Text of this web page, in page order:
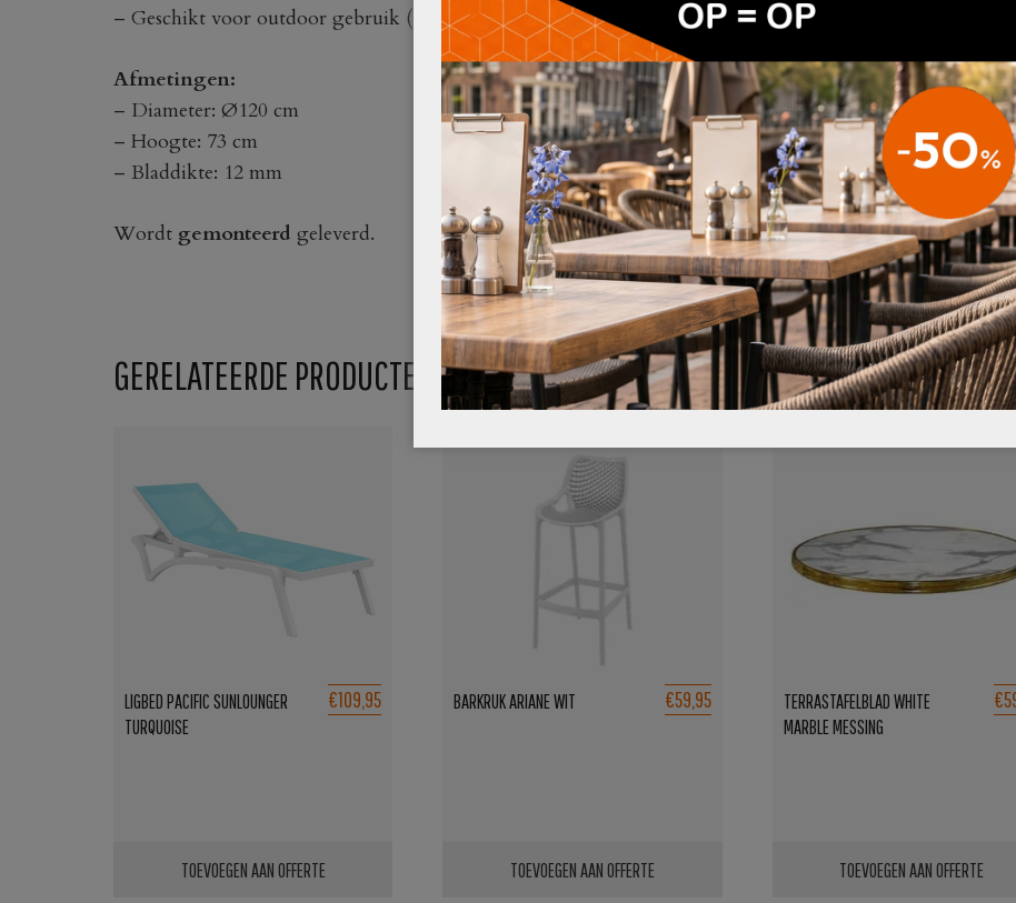
– Geschikt voor outdoor gebruik (uiteraard ook voor indoor)
Afmetingen:
– Diameter: Ø120 cm
– Hoogte: 73 cm
– Bladdikte: 12 mm
Wordt gemonteerd geleverd.
GERELATEERDE PRODUCTEN
LIGBED PACIFIC SUNLOUNGER
TURQUOISE
€109,95
TOEVOEGEN AAN OFFERTE
BARKRUK ARIANE WIT €59,95
TOEVOEGEN AAN OFFERTE
TERRASTAFELBLAD WHITE
MARBLE MESSING
TOEVOEGEN AAN OFFERTE